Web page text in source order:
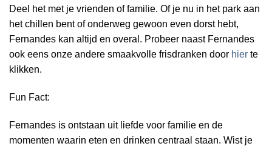
Deel het met je vrienden of familie. Of je nu in het park aan
het chillen bent of onderweg gewoon even dorst hebt,
Fernandes kan altijd en overal. Probeer naast Fernandes
ook eens onze andere smaakvolle frisdranken door hier te
klikken.
Fun Fact:
Fernandes is ontstaan uit liefde voor familie en de
momenten waarin eten en drinken centraal staan. Wist je